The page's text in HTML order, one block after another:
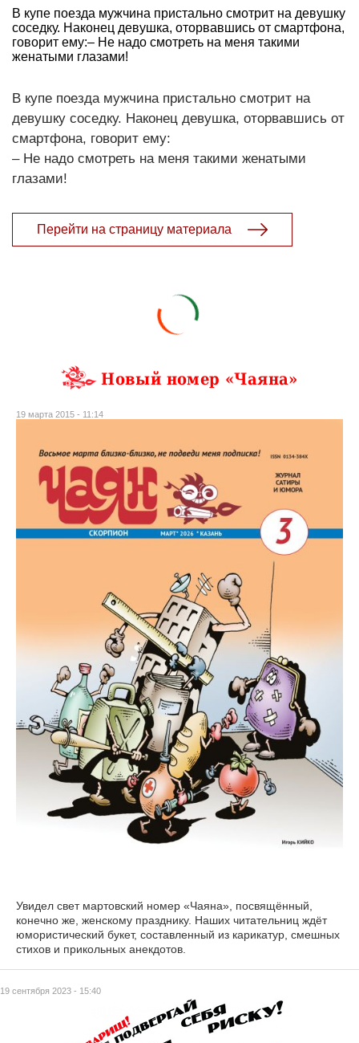
В купе поезда мужчина пристально смотрит на девушку
соседку. Наконец девушка, оторвавшись от смартфона,
говорит ему:– Не надо смотреть на меня такими
женатыми глазами!
В купе поезда мужчина пристально смотрит на
девушку соседку. Наконец девушка, оторвавшись от
смартфона, говорит ему:
– Не надо смотреть на меня такими женатыми
глазами!
Перейти на страницу материала
19 сентября 2023 - 15:40
Новый номер «Чаяна»
19 марта 2015 - 11:14
Увидел свет мартовский номер «Чаяна», посвящённый,
конечно же, женскому празднику. Наших читательниц ждёт
юмористический букет, составленный из карикатур, смешных
стихов и прикольных анекдотов.